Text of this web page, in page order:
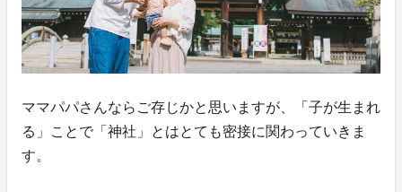
ママパパさんならご存じかと思いますが、「子が生まれ
る」ことで「神社」とはとても密接に関わっていきま
す。